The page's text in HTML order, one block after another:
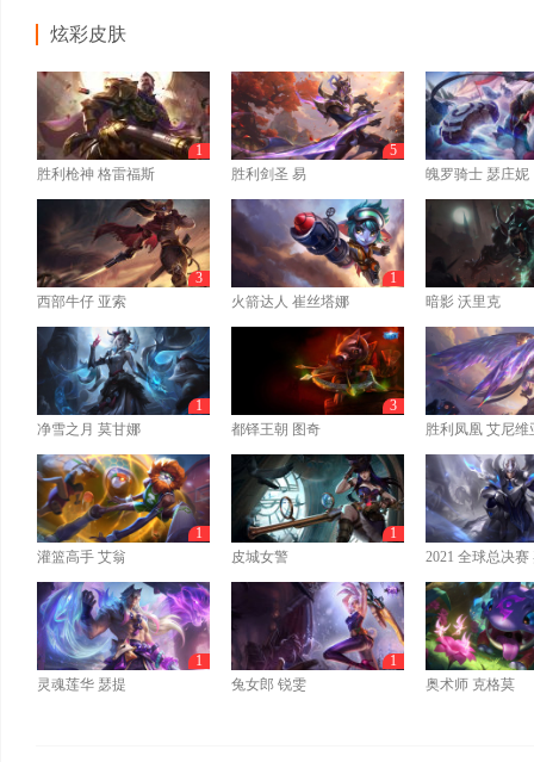
炫彩皮肤
胜利枪神 格雷福斯
1
胜利剑圣 易
5
魄罗骑士 瑟庄妮
西部牛仔 亚索
3
火箭达人 崔丝塔娜
1
暗影 沃里克
净雪之月 莫甘娜
1
都铎王朝 图奇
3
胜利凤凰 艾尼维
灌篮高手 艾翁
1
皮城女警
1
2021 全球总决赛
灵魂莲华 瑟提
1
兔女郎 锐雯
1
奥术师 克格莫